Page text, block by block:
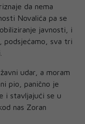
da nema
Novalića pa se
javnosti, i
podsjećamo, sva tri
udar, a moram
pio, panično je
i stavljajući se u
nas Zoran